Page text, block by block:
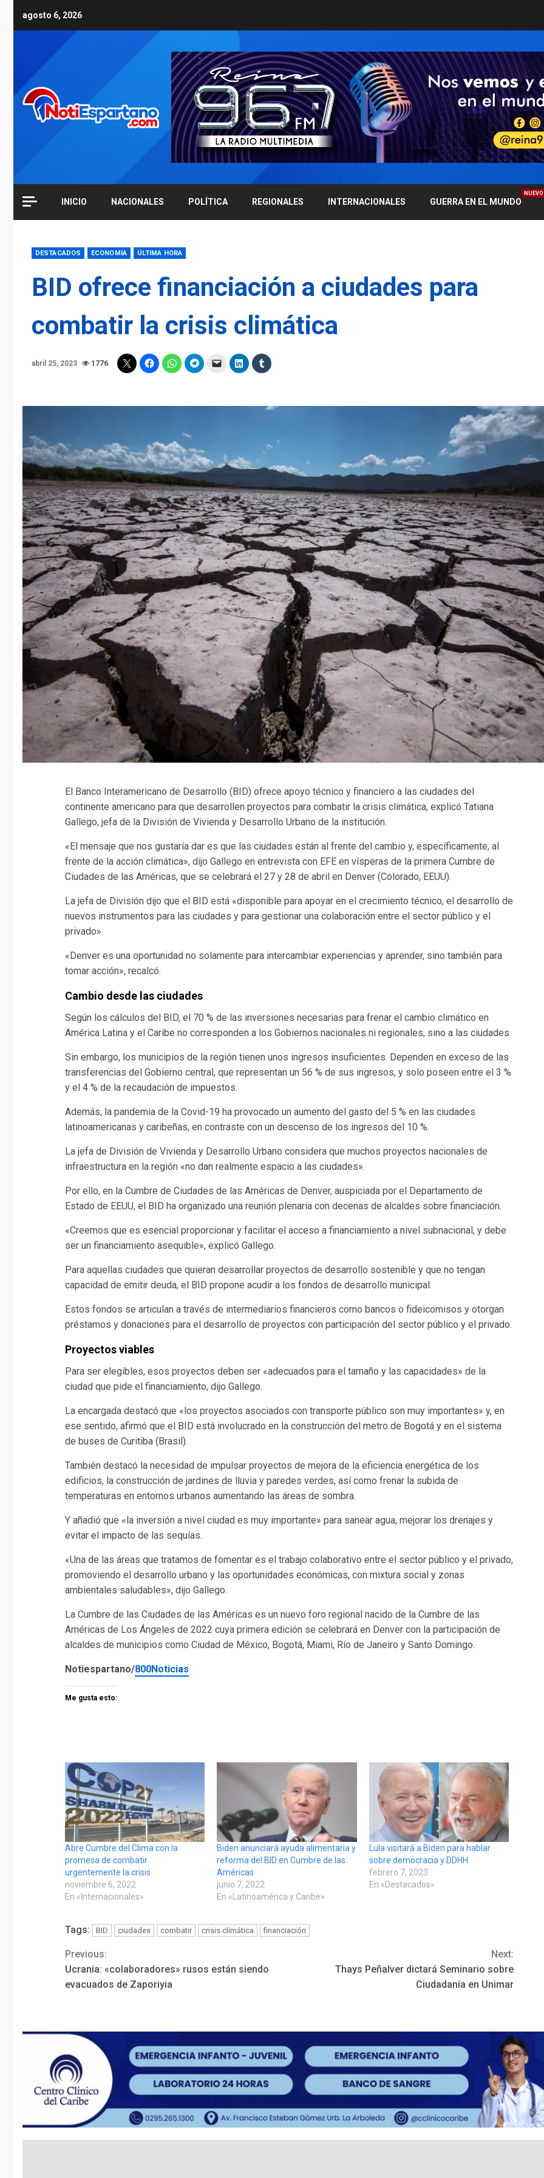
agosto 6, 2026
INICIO NACIONALES POLÍTICA REGIONALES INTERNACIONALES GUERRA EN EL MUNDO
NUEVO
DESTACADOS ECONOMÍA ÚLTIMA HORA
BID ofrece financiación a ciudades para
combatir la crisis climática
abril 25, 2023 1776
El Banco Interamericano de Desarrollo (BID) ofrece apoyo técnico y financiero a las ciudades del
continente americano para que desarrollen proyectos para combatir la crisis climática, explicó Tatiana
Gallego, jefa de la División de Vivienda y Desarrollo Urbano de la institución.
«El mensaje que nos gustaría dar es que las ciudades están al frente del cambio y, específicamente, al
frente de la acción climática», dijo Gallego en entrevista con EFE en vísperas de la primera Cumbre de
Ciudades de las Américas, que se celebrará el 27 y 28 de abril en Denver (Colorado, EEUU).
La jefa de División dijo que el BID está «disponible para apoyar en el crecimiento técnico, el desarrollo de
nuevos instrumentos para las ciudades y para gestionar una colaboración entre el sector público y el
privado».
«Denver es una oportunidad no solamente para intercambiar experiencias y aprender, sino también para
tomar acción», recalcó.
Cambio desde las ciudades
Según los cálculos del BID, el 70 % de las inversiones necesarias para frenar el cambio climático en
América Latina y el Caribe no corresponden a los Gobiernos nacionales ni regionales, sino a las ciudades.
Sin embargo, los municipios de la región tienen unos ingresos insuficientes. Dependen en exceso de las
transferencias del Gobierno central, que representan un 56 % de sus ingresos, y solo poseen entre el 3 %
y el 4 % de la recaudación de impuestos.
Además, la pandemia de la Covid-19 ha provocado un aumento del gasto del 5 % en las ciudades
latinoamericanas y caribeñas, en contraste con un descenso de los ingresos del 10 %.
La jefa de División de Vivienda y Desarrollo Urbano considera que muchos proyectos nacionales de
infraestructura en la región «no dan realmente espacio a las ciudades».
Por ello, en la Cumbre de Ciudades de las Américas de Denver, auspiciada por el Departamento de
Estado de EEUU, el BID ha organizado una reunión plenaria con decenas de alcaldes sobre financiación.
«Creemos que es esencial proporcionar y facilitar el acceso a financiamiento a nivel subnacional, y debe
ser un financiamiento asequible», explicó Gallego.
Para aquellas ciudades que quieran desarrollar proyectos de desarrollo sostenible y que no tengan
capacidad de emitir deuda, el BID propone acudir a los fondos de desarrollo municipal.
Estos fondos se articulan a través de intermediarios financieros como bancos o fideicomisos y otorgan
préstamos y donaciones para el desarrollo de proyectos con participación del sector público y el privado.
Proyectos viables
Para ser elegibles, esos proyectos deben ser «adecuados para el tamaño y las capacidades» de la
ciudad que pide el financiamiento, dijo Gallego.
La encargada destacó que «los proyectos asociados con transporte público son muy importantes» y, en
ese sentido, afirmó que el BID está involucrado en la construcción del metro de Bogotá y en el sistema
de buses de Curitiba (Brasil).
También destacó la necesidad de impulsar proyectos de mejora de la eficiencia energética de los
edificios, la construcción de jardines de lluvia y paredes verdes, así como frenar la subida de
temperaturas en entornos urbanos aumentando las áreas de sombra.
Y añadió que «la inversión a nivel ciudad es muy importante» para sanear agua, mejorar los drenajes y
evitar el impacto de las sequías.
«Una de las áreas que tratamos de fomentar es el trabajo colaborativo entre el sector público y el privado,
promoviendo el desarrollo urbano y las oportunidades económicas, con mixtura social y zonas
ambientales saludables», dijo Gallego.
La Cumbre de las Ciudades de las Américas es un nuevo foro regional nacido de la Cumbre de las
Américas de Los Ángeles de 2022 cuya primera edición se celebrará en Denver con la participación de
alcaldes de municipios como Ciudad de México, Bogotá, Miami, Río de Janeiro y Santo Domingo.
Notiespartano/800Noticias
Me gusta esto:
Abre Cumbre del Clima con la
promesa de combatir
urgentemente la crisis
noviembre 6, 2022
En «Internacionales»
Biden anunciará ayuda alimentaria y
reforma del BID en Cumbre de las
Américas
junio 7, 2022
En «Latinoamérica y Caribe»
Lula visitará a Biden para hablar
sobre democracia y DDHH
febrero 7, 2023
En «Destacados»
Tags: BID ciudades combatir crisis climática financiación
Continue
Reading
Previous:
Ucrania: «colaboradores» rusos están siendo
evacuados de Zaporiyia
Next:
Thays Peñalver dictará Seminario sobre
Ciudadanía en Unimar